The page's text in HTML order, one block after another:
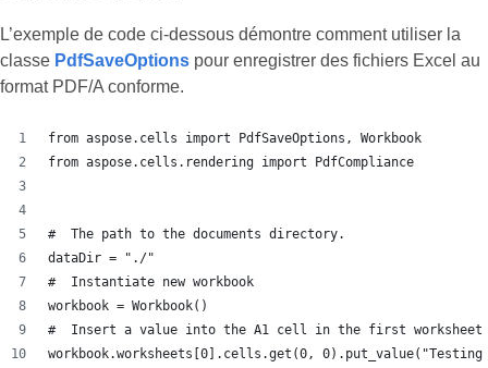
L’exemple de code ci-dessous démontre comment utiliser la
classe PdfSaveOptions pour enregistrer des fichiers Excel au
format PDF/A conforme.
from aspose.cells import PdfSaveOptions, Workbook
from aspose.cells.rendering import PdfCompliance
#  The path to the documents directory.
dataDir = "./"
#  Instantiate new workbook
workbook = Workbook()
#  Insert a value into the A1 cell in the first worksheet
workbook.worksheets[0].cells.get(0, 0).put_value("Testing